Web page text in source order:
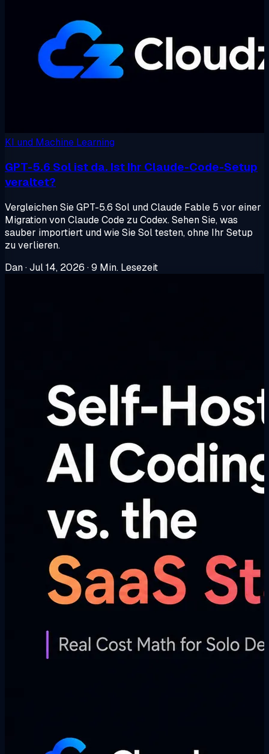
KI und Machine Learning
GPT-5.6 Sol ist da. Ist Ihr Claude-Code-Setup
veraltet?
Vergleichen Sie GPT-5.6 Sol und Claude Fable 5 vor einer
Migration von Claude Code zu Codex. Sehen Sie, was
sauber importiert und wie Sie Sol testen, ohne Ihr Setup
zu verlieren.
Dan·Jul 14, 2026 ·9 Min. Lesezeit